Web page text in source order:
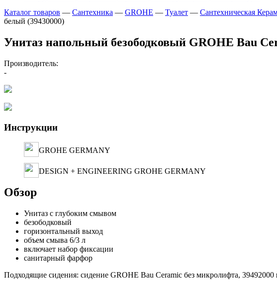
Каталог товаров — Сантехника — GROHE — Туалет — Сантехническая
белый (39430000)
Унитаз напольный безободковый GROHE Bau
Производитель:
-
Инструкции
GROHE GERMANY
DESIGN + ENGINEERING GROHE GERMANY
Обзор
Унитаз с глубоким смывом
безободковый
горизонтальный выход
объем смыва 6/3 л
включает набор фиксации
санитарный фарфор
Подходящие сидения: сидение GROHE Bau Ceramic без микролифта,